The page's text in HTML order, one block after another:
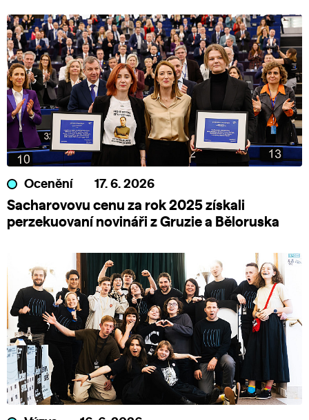
Ocenění 17. 6. 2026
Sacharovovu cenu za rok 2025 získali
perzekuovaní novináři z Gruzie a Běloruska